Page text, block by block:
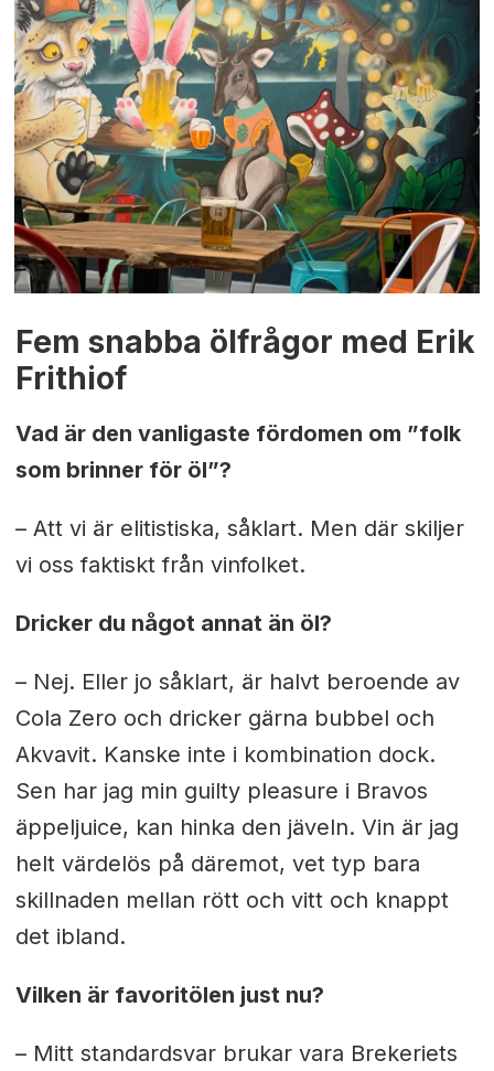
Fem snabba ölfrågor med Erik
Frithiof
Vad är den vanligaste fördomen om ”folk
som brinner för öl”?
– Att vi är elitistiska, såklart. Men där skiljer
vi oss faktiskt från vinfolket.
Dricker du något annat än öl?
– Nej. Eller jo såklart, är halvt beroende av
Cola Zero och dricker gärna bubbel och
Akvavit. Kanske inte i kombination dock.
Sen har jag min guilty pleasure i Bravos
äppeljuice, kan hinka den jäveln. Vin är jag
helt värdelös på däremot, vet typ bara
skillnaden mellan rött och vitt och knappt
det ibland.
Vilken är favoritölen just nu?
– Mitt standardsvar brukar vara Brekeriets